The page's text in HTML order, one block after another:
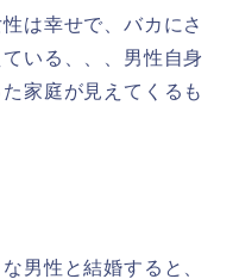
は幸せで、バカにさ
いる、、、男性自身
家庭が見えてくるも
男性と結婚すると、